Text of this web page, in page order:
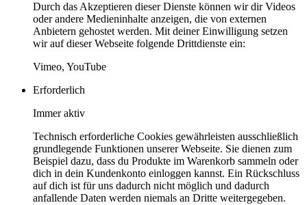
Durch das Akzeptieren dieser Dienste können wir dir Videos
oder andere Medieninhalte anzeigen, die von externen
Anbietern gehostet werden. Mit deiner Einwilligung setzen
wir auf dieser Webseite folgende Drittdienste ein:
Vimeo, YouTube
Erforderlich
Immer aktiv
Technisch erforderliche Cookies gewährleisten ausschließlich
grundlegende Funktionen unserer Webseite. Sie dienen zum
Beispiel dazu, dass du Produkte im Warenkorb sammeln oder
dich in dein Kundenkonto einloggen kannst. Ein Rückschluss
auf dich ist für uns dadurch nicht möglich und dadurch
anfallende Daten werden niemals an Dritte weitergegeben.